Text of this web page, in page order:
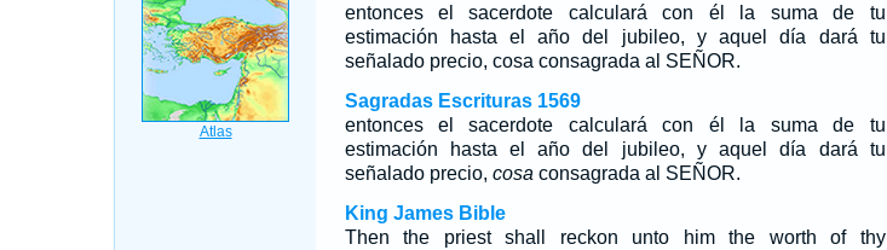
entonces el sacerdote calculará con él la suma de tu
estimación hasta el año del jubileo, y aquel día dará tu
señalado precio, cosa consagrada al SEÑOR.
Sagradas Escrituras 1569
entonces el sacerdote calculará con él la suma de tu
estimación hasta el año del jubileo, y aquel día dará tu
señalado precio, cosa consagrada al SEÑOR.
King James Bible
Then the priest shall reckon unto him the worth of thy